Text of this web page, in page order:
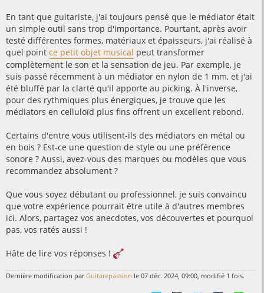
En tant que guitariste, j'ai toujours pensé que le médiator était
un simple outil sans trop d'importance. Pourtant, après avoir
testé différentes formes, matériaux et épaisseurs, j'ai réalisé à
quel point ce petit objet musical peut transformer
complètement le son et la sensation de jeu. Par exemple, je
suis passé récemment à un médiator en nylon de 1 mm, et j'ai
été bluffé par la clarté qu'il apporte au picking. À l'inverse,
pour des rythmiques plus énergiques, je trouve que les
médiators en celluloïd plus fins offrent un excellent rebond.
Certains d'entre vous utilisent-ils des médiators en métal ou
en bois ? Est-ce une question de style ou une préférence
sonore ? Aussi, avez-vous des marques ou modèles que vous
recommandez absolument ?
Que vous soyez débutant ou professionnel, je suis convaincu
que votre expérience pourrait être utile à d'autres membres
ici. Alors, partagez vos anecdotes, vos découvertes et pourquoi
pas, vos ratés aussi !
Hâte de lire vos réponses !
Dernière modification parGuitarepassion le 07 déc. 2024, 09:00, modifié 1 fois.